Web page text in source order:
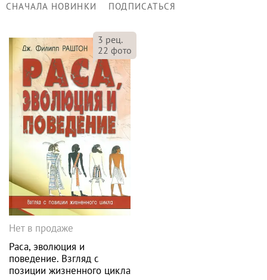
СНАЧАЛА НОВИНКИ ПОДПИСАТЬСЯ
3 рец.
22 фото
Нет в продаже
Раса, эволюция и
поведение. Взгляд с
позиции жизненного цикла